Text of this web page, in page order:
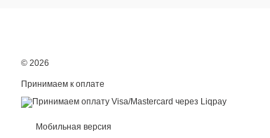
© 2026
Принимаем к оплате
Мобильная версия